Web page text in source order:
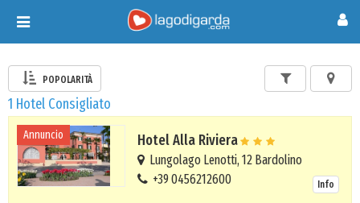
Toggle
navigation
POPOLARITÀ
1 Hotel Consigliato
Annuncio Hotel Alla Riviera
Lungolago Lenotti, 12 Bardolino
+39 0456212600
Info